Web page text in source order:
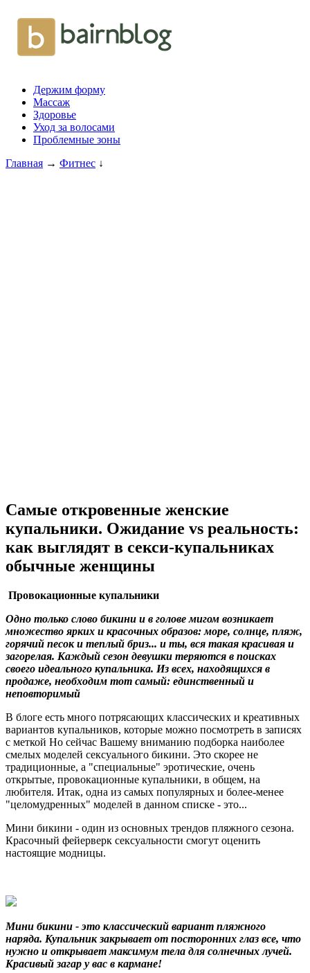
Держим форму
Массаж
Здоровье
Уход за волосами
Проблемные зоны
Главная → Фитнес ↓
Самые откровенные женские
купальники. Ожидание vs реальность:
как выглядят в секси-купальниках
обычные женщины
Провокационные купальники
Одно только слово бикини и в голове мигом возникает
множество ярких и красочных образов: море, солнце, пляж,
горячий песок и теплый бриз... и ты, вся такая красивая и
загорелая. Каждый сезон девушки теряются в поисках
своего идеального купальника. Из всех, находящихся в
продаже, необходим тот самый: единственный и
неповторимый
В блоге есть много потрясающих классических и креативных
вариантов купальников, которые можно посмотреть в записях
с меткой Но сейчас Вашему вниманию подборка наиболее
смелых моделей сексуального бикини. Это скорее не
традиционные, а "специальные" эротические, очень
открытые, провокационные купальники, в общем, на
любителя. Итак, одна из самых популярных и более-менее
"целомудренных" моделей в данном списке - это...
Мини бикини - один из основных трендов пляжного сезона.
Красочный фейерверк сексуальности смогут оценить
настоящие модницы.
Мини бикини - это классический вариант пляжного
наряда. Купальник закрывает от посторонних глаз все, что
нужно и открывает максимум тела для солнечных лучей.
Красивый загар у вас в кармане!